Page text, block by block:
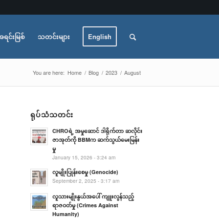
င်းမြစ် သတင်းများ English
You are here: Home / Blog / 2023 / August
ရုပ်သံသတင်း
CHROရဲ့ အမှုဆောင် ဒါရိုက်တာ ဆလိုင်း
ဇာအုတ်ကို BBMက ဆက်သွယ်မေးမြန်း
မှု
January 15, 2026 - 3:24 am
လူမျိုးပြုန်းစေမှု (Genocide)
September 2, 2025 - 3:17 am
လူသားမျိုးနွယ်အပေါ် ကျူးလွန်သည့်
ရာဇဝတ်မှု (Crimes Against
Humanity)